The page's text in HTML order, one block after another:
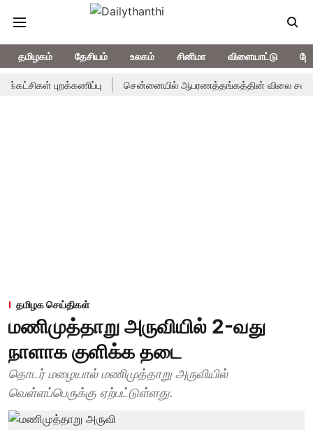
தமிழகம் தேசியம் உலகம் சினிமா விளையாட்டு
புறக்கணிப்பு சென்னையில் ஆபரணத்தங்கத்தின் விலை சவரனுக்கு
தமிழக செய்திகள்
மணிமுத்தாறு அருவியில் 2-வது
நாளாக குளிக்க தடை
தொடர் மழையால் மணிமுத்தாறு அருவியில்
வெள்ளப்பெருக்கு ஏற்பட்டுள்ளது.